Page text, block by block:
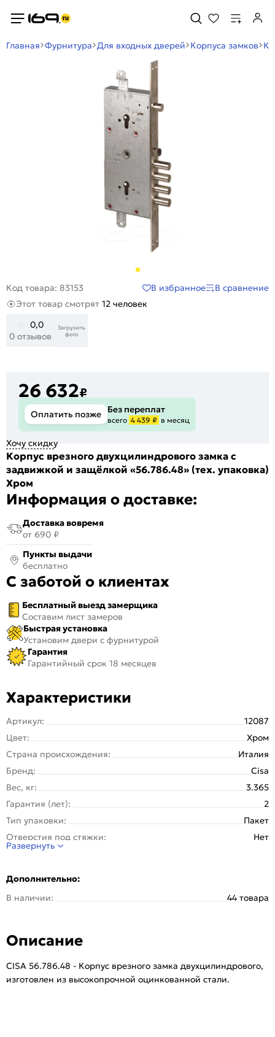
Главная Фурнитура Для входных дверей Корпуса замков
Код товара: 83153 В избранное
В сравнение
Этот товар смотрят 12 человек
0,0
0 отзывов
Загрузить
фото
26 632₽
Оплатить позже Без переплат
всего 4 439 ₽ в месяц
Хочу скидку
Корпус врезного двухцилиндрового замка с
задвижкой и защёлкой «56.786.48» (тех. упаковка)
Хром
Информация о доставке:
Доставка вовремя
от 690 ₽
Пункты выдачи
бесплатно
С заботой о клиентах
Бесплатный выезд замерщика
Составим лист замеров
Быстрая установка
Установим двери с фурнитурой
Гарантия
Гарантийный срок 18 месяцев
Характеристики
Артикул:
12087
Цвет:
Хром
Страна происхождения:
Италия
Бренд:
Cisa
Вес, кг:
3.365
Гарантия (лет):
2
Тип упаковки:
Пакет
Отверстия под стяжки:
Нет
Бэксет:
Размер ригеля:
Тип замка:
Основной (с защелкой под ручку)
Тип защелки:
Задвижка:
Нет
Межосевое расстояние:
Развернуть
Дополнительно:
В наличии:
44 товара
Описание
CISA 56.786.48 - Корпус врезного замка двухцилиндрового,
изготовлен из высокопрочной оцинкованной стали.